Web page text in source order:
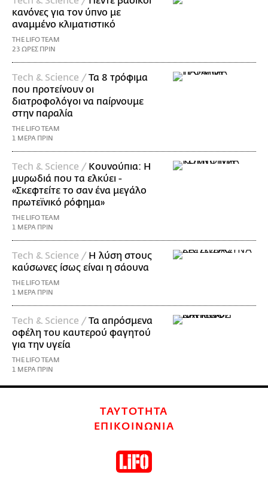
κανόνες για τον ύπνο με
αναμμένο κλιματιστικό
THE LIFO TEAM
23 ΩΡΕΣ ΠΡΙΝ
Τech & Science /Τα 8 τρόφιμα
που προτείνουν οι
διατροφολόγοι να παίρνουμε
στην παραλία
THE LIFO TEAM
1 ΜΕΡΑ ΠΡΙΝ
Τech & Science / Κουνούπια: Η
μυρωδιά που τα ελκύει -
«Σκεφτείτε το σαν ένα μεγάλο
πρωτεϊνικό ρόφημα»
THE LIFO TEAM
1 ΜΕΡΑ ΠΡΙΝ
Τech & Science / Η λύση στους
καύσωνες ίσως είναι η σάουνα
THE LIFO TEAM
1 ΜΕΡΑ ΠΡΙΝ
Τech & Science /Τα απρόσμενα
οφέλη του καυτερού φαγητού
για την υγεία
THE LIFO TEAM
1 ΜΕΡΑ ΠΡΙΝ
ΤΑΥΤΟΤΗΤΑ
ΕΠΙΚΟΙΝΩΝΙΑ